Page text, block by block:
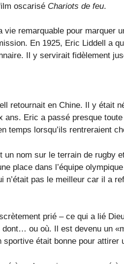
oscarisé Chariots de feu.
vie remarquable pour marquer
En 1925, Eric Liddell a
Il y servirait fidèlement
retournait en Chine. Il y était
ans. Eric a passé presque
temps lorsqu’ils rentreraient
un nom sur le terrain de rugby
place dans l’équipe
n’était pas le meilleur car il a
prié – ce qui a lié
dont… ou où. Il est devenu un
était bonne pour attirer